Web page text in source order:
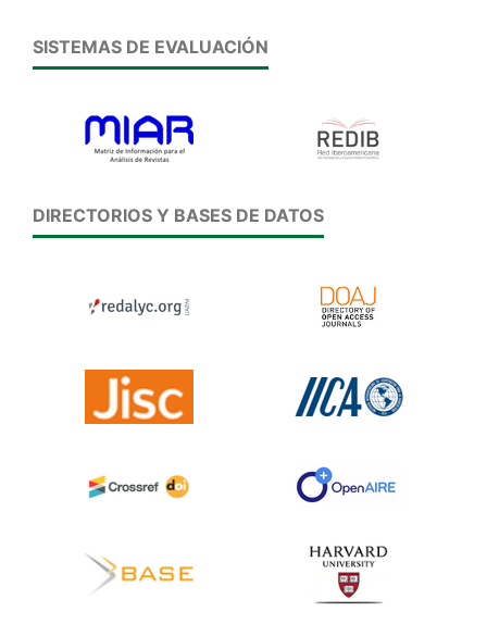
SISTEMAS DE EVALUACIÓN
DIRECTORIOS Y BASES DE DATOS